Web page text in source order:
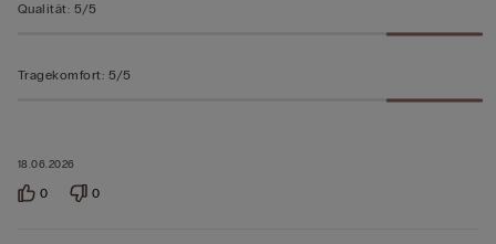
18.06.2026
Qualität: 5/5
Tragekomfort: 5/5
0 0